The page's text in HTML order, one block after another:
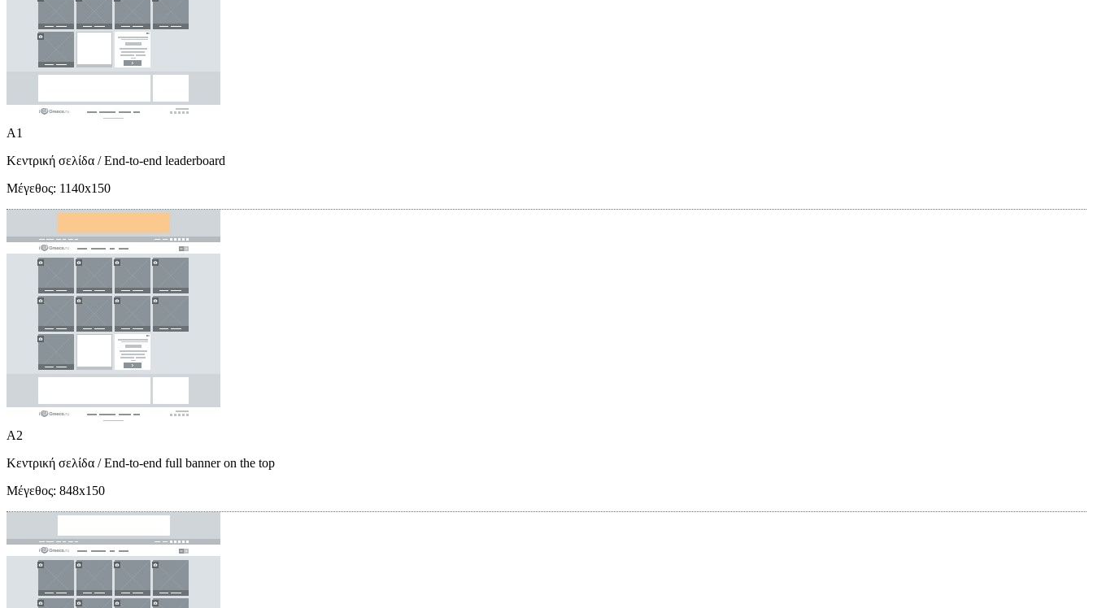
A1
Κεντρική σελίδα / End-to-end leaderboard
Μέγεθος: 1140x150
A2
Κεντρική σελίδα / End-to-end full banner on the top
Μέγεθος: 848x150